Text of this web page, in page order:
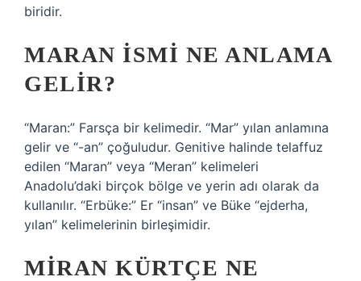
biridir.
MARAN ISMI NE ANLAMA
GELIR?
“Maran:” Farsça bir kelimedir. “Mar” yılan anlamına
gelir ve “-an” çoğuludur. Genitive halinde telaffuz
edilen “Maran” veya “Meran” kelimeleri
Anadolu’daki birçok bölge ve yerin adı olarak da
kullanılır. “Erbüke:” Er “insan” ve Büke “ejderha,
yılan” kelimelerinin birleşimidir.
MIRAN KÜRTÇE NE